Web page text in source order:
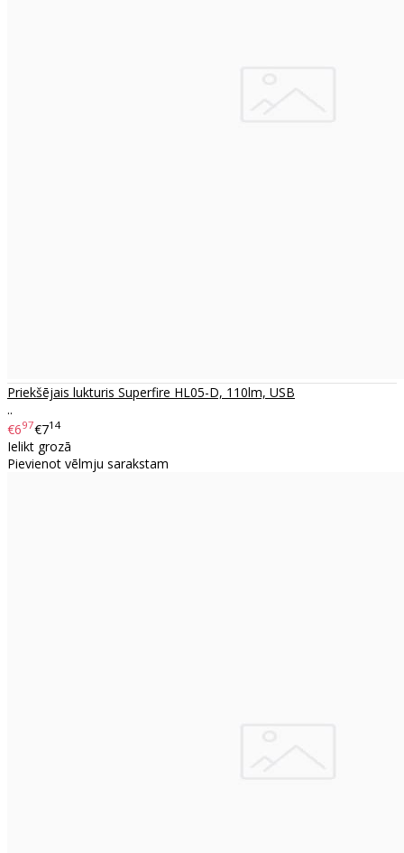
Priekšējais lukturis Superfire HL05-D, 110lm, USB
..
€697€714
Ielikt grozā
Pievienot vēlmju sarakstam